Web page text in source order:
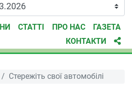
СТАТТІ ПРО НАС
ГАЗЕТА
КОНТАКТИ
Стережіть свої автомобілі